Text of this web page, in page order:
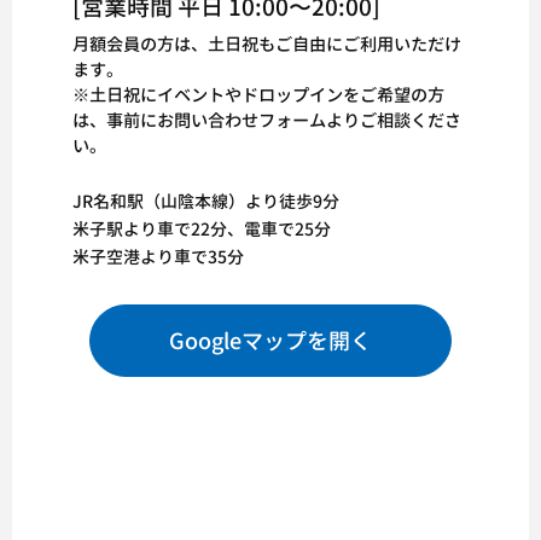
[営業時間 平日 10:00〜20:00]
月額会員の方は、土日祝もご自由にご利用いただけ
ます。
※土日祝にイベントやドロップインをご希望の方
は、 事前にお問い合わせフォームよりご相談くださ
い。
JR名和駅（山陰本線）より徒歩9分
米子駅より車で22分、電車で25分
米子空港より車で35分
Googleマップを開く